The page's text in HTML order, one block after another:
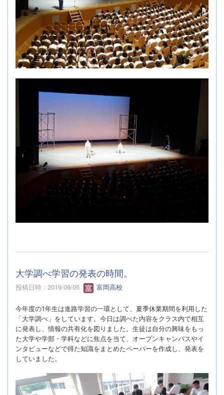
大学調べ学習の発表の時間。
投稿日時 : 2019/09/05 富岡高校
今年度の1年生は進路学習の一環として、夏季休業期間を利用した
「大学調べ」をしています。今日は調べた内容をクラス内で相互
に発表し、情報の共有化を図りました。生徒は自分の興味をもっ
た大学や学部・学科などに焦点を当て、オープンキャンパスやイ
ンタビューなどで得た知識をまとめたペーパーを作成し、発表を
していました。